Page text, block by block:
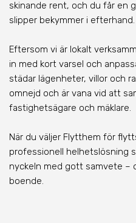
skinande rent, och du får en
slipper bekymmer i efterhand.
Eftersom vi är lokalt
in med kort varsel och
städar lägenheter, villor och
omnejd och är vana vid att
fastighetsägare och mäklare.
När du väljer Flytthem för
professionell helhetslösning
nyckeln med gott samvete –
boende.